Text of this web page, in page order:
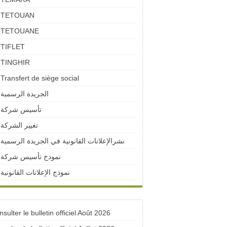
TETOUAN
TETOUANE
TIFLET
TINGHIR
Transfert de siège social
الجريدة الرسمية
تأسيس شركة
تغيير الشركة
نشرالإعلانات القانونية في الجريدة الرسمية
نمودج تأسيس شركة
نموذج الإعلانات القانونية
le bulletin officiel Août 2026